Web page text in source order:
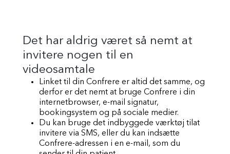
Det har aldrig været så nemt at
invitere nogen til en
videosamtale
Linket til din Confrere er altid det samme, og
derfor er det nemt at bruge Confrere i din
internetbrowser, e-mail signatur,
bookingsystem og på sociale medier.
Du kan bruge det indbyggede værktøj tilat
invitere via SMS, eller du kan indsætte
Confrere-adressen i en e-mail, som du